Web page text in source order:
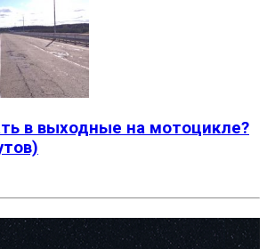
в выходные на мотоцикле?